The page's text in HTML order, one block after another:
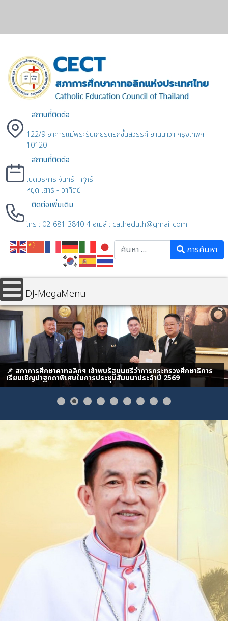
สถานที่ติดต่อ
122/9 อาคารแม่พระรับเกียรติยกขึ้นสวรรค์ ยานนาวา กรุงเทพฯ
10120
สถานที่ติดต่อ
เปิดบริการ จันทร์ - ศุกร์
หยุด เสาร์ - อาทิตย์
ติดต่อเพิ่มเติม
โทร : 02-681-3840-4 อีเมล์ : catheduth@gmail.com
Searchการค้นหา
DJ-MegaMenu
📌 สภาการศึกษาคาทอลิกฯ เข้าพบรัฐมนตรีว่าการกระทรวงศึกษาธิการ
เรียนเชิญปาฐกถาพิเศษในการประชุมสัมมนาประจำปี 2569